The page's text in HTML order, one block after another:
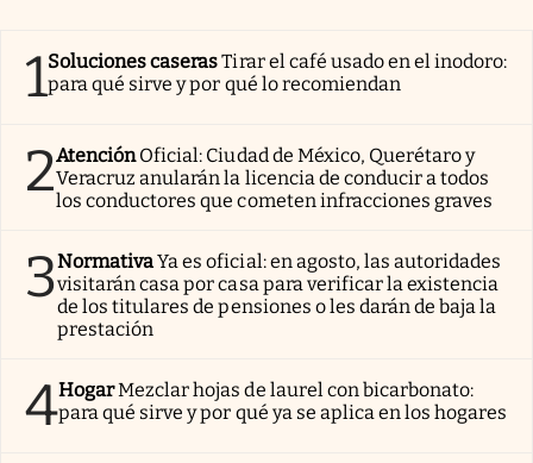
1Soluciones caserasTirar el café usado en el inodoro:
para qué sirve y por qué lo recomiendan
2AtenciónOficial: Ciudad de México, Querétaro y
Veracruz anularán la licencia de conducir a todos
los conductores que cometen infracciones graves
3NormativaYa es oficial: en agosto, las autoridades
visitarán casa por casa para verificar la existencia
de los titulares de pensiones o les darán de baja la
prestación
4HogarMezclar hojas de laurel con bicarbonato:
para qué sirve y por qué ya se aplica en los hogares